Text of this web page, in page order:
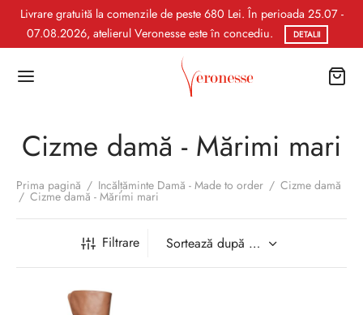
Livrare gratuită la comenzile de peste 680 Lei. În perioada 25.07 -
07.08.2026, atelierul Veronesse este în concediu.
DETALII
Cizme damă - Mărimi mari
Prima pagină / Incălțăminte Damă - Made to order / Cizme damă
/ Cizme damă - Mărimi mari
Filtrare